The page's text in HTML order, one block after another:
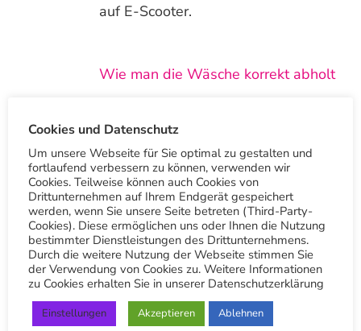
auf E-Scooter.
Wie man die Wäsche korrekt abholt
wie man die Wäsche korrekt abholt.
Wie bereits erwähnt, ist ein Foto
kein Nachweis…
Wie man die Wäsche nicht abholen
sollte
Lustiges Video wie man die Wäsche
nicht abholen sollte: So holen Sie
Cookies und Datenschutz
Um unsere Webseite für Sie optimal zu gestalten und
fortlaufend verbessern zu können, verwenden wir
Cookies. Teilweise können auch Cookies von
Drittunternehmen auf Ihrem Endgerät gespeichert
werden, wenn Sie unsere Seite betreten (Third-Party-
Cookies). Diese ermöglichen uns oder Ihnen die Nutzung
bestimmter Dienstleistungen des Drittunternehmens.
Durch die weitere Nutzung der Webseite stimmen Sie
der Verwendung von Cookies zu. Weitere Informationen
zu Cookies erhalten Sie in unserer Datenschutzerklärung
Einstellungen Akzeptieren Ablehnen